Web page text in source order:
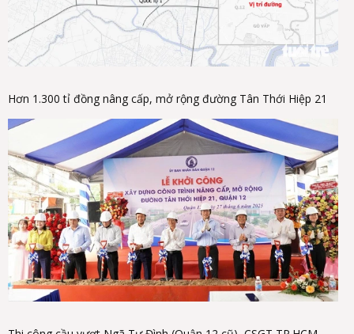
Hơn 1.300 tỉ đồng nâng cấp, mở rộng đường Tân Thới Hiệp 21